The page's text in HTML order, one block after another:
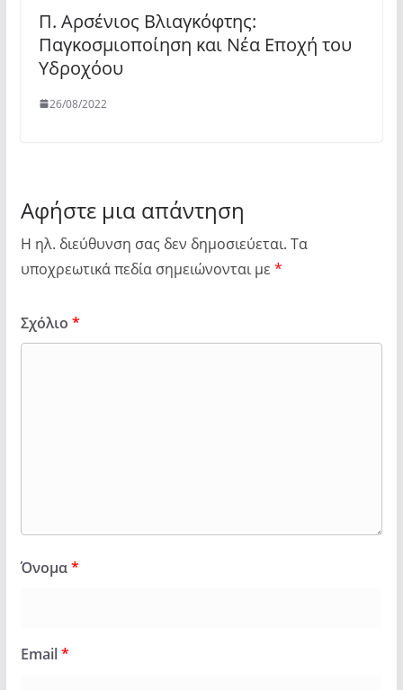
Π. Αρσένιος Βλιαγκόφτης:
Παγκοσμιοποίηση και Νέα Εποχή του
Υδροχόου
26/08/2022
Αφήστε μια απάντηση
Η ηλ. διεύθυνση σας δεν δημοσιεύεται. Τα
υποχρεωτικά πεδία σημειώνονται με *
Σχόλιο *
Όνομα*
Email*